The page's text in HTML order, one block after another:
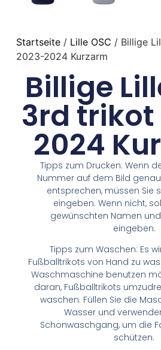
Startseite/ Lille OSC / Billige
2023-2024 Kurzarm
Billige
3rd trikot
2024
Tipps zum Drucken: Wenn
Nummer auf dem Bild
entsprechen, müssen Sie
eingeben. Wenn nicht,
gewünschten Namen
eingeben.
Tipps zum Waschen: Es
Fußballtrikots von Hand zu
Waschmaschine benutzen
daran, Fußballtrikots
waschen. Füllen Sie die
Wasser und
Schonwaschgang, um die
schützen.